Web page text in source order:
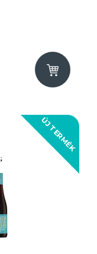
ÚJ TERMÉK